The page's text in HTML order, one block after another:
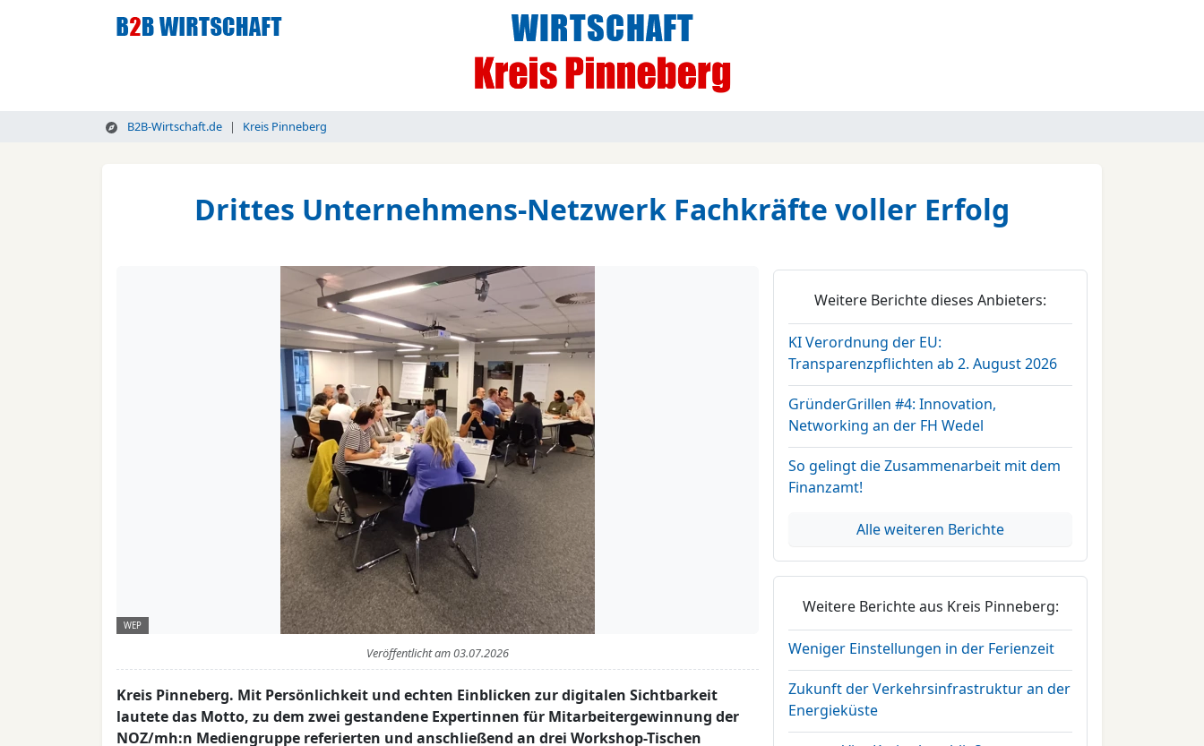
B2B-Wirtschaft.de Kreis Pinneberg
Drittes Unternehmens-Netzwerk Fachkräfte voller Erfolg
WEP
Veröffentlicht am03.07.2026
Kreis Pinneberg. Mit Persönlichkeit und echten Einblicken zur digitalen Sichtbarkeit
lautete das Motto, zu dem zwei gestandene Expertinnen für Mitarbeitergewinnung der
NOZ/mh:n Mediengruppe referierten und anschließend an drei Workshop-Tischen
Weitere Berichte dieses Anbieters:
KI Verordnung der EU:
Transparenzpflichten ab 2. August 2026
GründerGrillen #4: Innovation,
Networking an der FH Wedel
So gelingt die Zusammenarbeit mit dem
Finanzamt!
Alle weiteren Berichte
Weitere Berichte aus Kreis Pinneberg:
Weniger Einstellungen in der Ferienzeit
Zukunft der Verkehrsinfrastruktur an der
Energieküste